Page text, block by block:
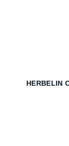
HERBELIN